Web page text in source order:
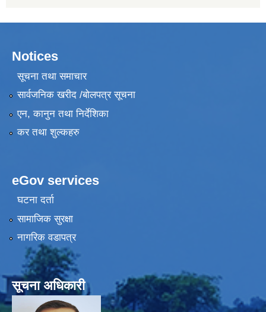
Notices
सूचना तथा समाचार
सार्वजनिक खरीद /बोलपत्र सूचना
एन, कानुन तथा निर्देशिका
कर तथा शुल्कहरु
eGov services
घटना दर्ता
सामाजिक सुरक्षा
नागरिक वडापत्र
सूचना अधिकारी